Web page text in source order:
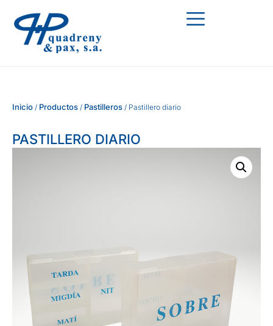
Inicio / Productos / Pastilleros / Pastillero diario
PASTILLERO DIARIO